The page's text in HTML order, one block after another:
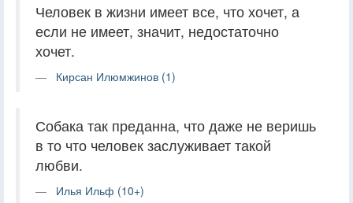
Человек в жизни имеет все, что хочет, а
если не имеет, значит, недостаточно
хочет.
Кирсан Илюмжинов (1)
Собака так преданна, что даже не веришь
в то что человек заслуживает такой
любви.
Илья Ильф (10+)